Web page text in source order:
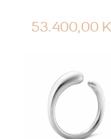
53.400,00